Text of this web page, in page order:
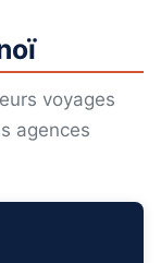
voyages
agences